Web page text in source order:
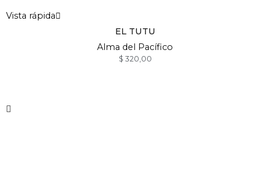
Vista rápida
EL TUTU
Alma del Pacífico
$ 320,00